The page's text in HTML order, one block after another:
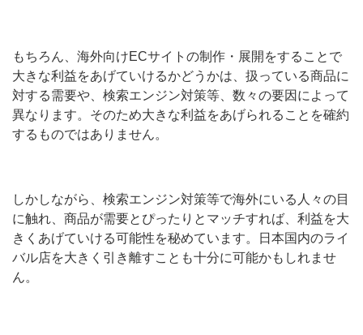
もちろん、海外向けECサイトの制作・展開をすることで
大きな利益をあげていけるかどうかは、扱っている商品に
対する需要や、検索エンジン対策等、数々の要因によって
異なります。そのため大きな利益をあげられることを確約
するものではありません。
しかしながら、検索エンジン対策等で海外にいる人々の目
に触れ、商品が需要とぴったりとマッチすれば、利益を大
きくあげていける可能性を秘めています。日本国内のライ
バル店を大きく引き離すことも十分に可能かもしれませ
ん。